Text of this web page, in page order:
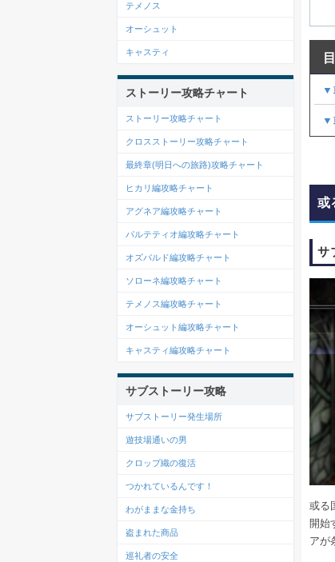
▼
▼
或
サ
或る
開始
アが
テメノス
オーシュット
キャスティ
ストーリー攻略チャート
ストーリー攻略チャート
クロスストーリー攻略チャート
最終章(明日への旅路)攻略チャート
ヒカリ編攻略チャート
アグネア編攻略チャート
パルテティオ編攻略チャート
オズバルド編攻略チャート
ソローネ編攻略チャート
テメノス編攻略チャート
オーシュット編攻略チャート
キャスティ編攻略チャート
サブストーリー攻略
サブストーリー発生場所
遊技場通いの男
クロップ織の復活
つかれているんです！
わがままな金持ち
盗まれた商品
巡礼者の安全